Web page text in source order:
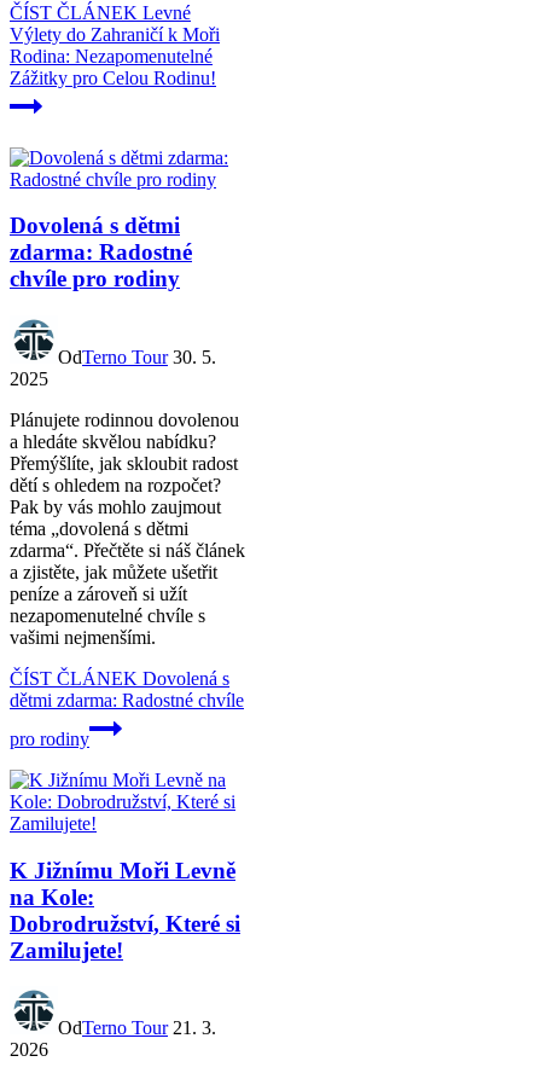
ČÍST ČLÁNEK Levné
Výlety do Zahraničí k Moři
Rodina: Nezapomenutelné
Zážitky pro Celou Rodinu!
Dovolená s dětmi
zdarma: Radostné
chvíle pro rodiny
OdTerno Tour 30. 5.
2025
Plánujete rodinnou dovolenou
a hledáte skvělou nabídku?
Přemýšlíte, jak skloubit radost
dětí s ohledem na rozpočet?
Pak by vás mohlo zaujmout
téma „dovolená s dětmi
zdarma“. Přečtěte si náš článek
a zjistěte, jak můžete ušetřit
peníze a zároveň si užít
nezapomenutelné chvíle s
vašimi nejmenšími.
ČÍST ČLÁNEK Dovolená s
dětmi zdarma: Radostné chvíle
pro rodiny
K Jižnímu Moři Levně
na Kole:
Dobrodružství, Které si
Zamilujete!
OdTerno Tour 21. 3.
2026